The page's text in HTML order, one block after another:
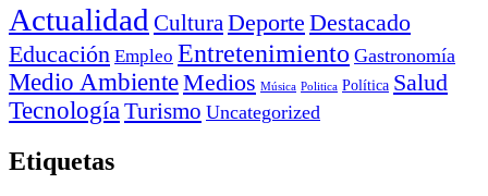
Actualidad Cultura Deporte Destacado
Educación Empleo Entretenimiento Gastronomía
Medio AmbienteMedios Música Politica Política Salud
Tecnología Turismo Uncategorized
Etiquetas